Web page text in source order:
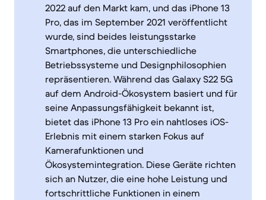
2022 auf den Markt kam, und das iPhone 13
Pro, das im September 2021 veröffentlicht
wurde, sind beides leistungsstarke
Smartphones, die unterschiedliche
Betriebssysteme und Designphilosophien
repräsentieren. Während das Galaxy S22 5G
auf dem Android-Ökosystem basiert und für
seine Anpassungsfähigkeit bekannt ist,
bietet das iPhone 13 Pro ein nahtloses iOS-
Erlebnis mit einem starken Fokus auf
Kamerafunktionen und
Ökosystemintegration. Diese Geräte richten
sich an Nutzer, die eine hohe Leistung und
fortschrittliche Funktionen in einem